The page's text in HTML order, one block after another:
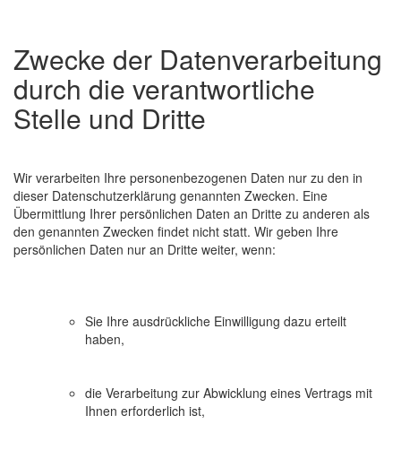
Zwecke der Datenverarbeitung
durch die verantwortliche
Stelle und Dritte
Wir verarbeiten Ihre personenbezogenen Daten nur zu den in
dieser Datenschutzerklärung genannten Zwecken. Eine
Übermittlung Ihrer persönlichen Daten an Dritte zu anderen als
den genannten Zwecken findet nicht statt. Wir geben Ihre
persönlichen Daten nur an Dritte weiter, wenn:
Sie Ihre ausdrückliche Einwilligung dazu erteilt
haben,
die Verarbeitung zur Abwicklung eines Vertrags mit
Ihnen erforderlich ist,